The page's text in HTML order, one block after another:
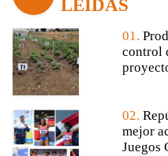
LEÍDAS
01.
control
02.
mejor
Juegos